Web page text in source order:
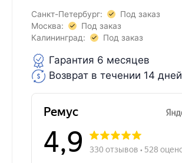
Санкт-Петербург:
Под заказ
Москва:
Под заказ
Калининград:
Под заказ
Гарантия 6 месяцев
Возврат в течении 14 дней